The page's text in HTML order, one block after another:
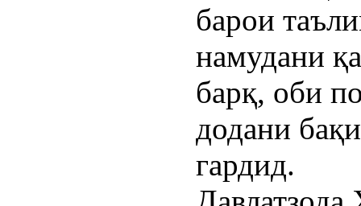
барои
намудани
барқ, оби
додани
гардид.